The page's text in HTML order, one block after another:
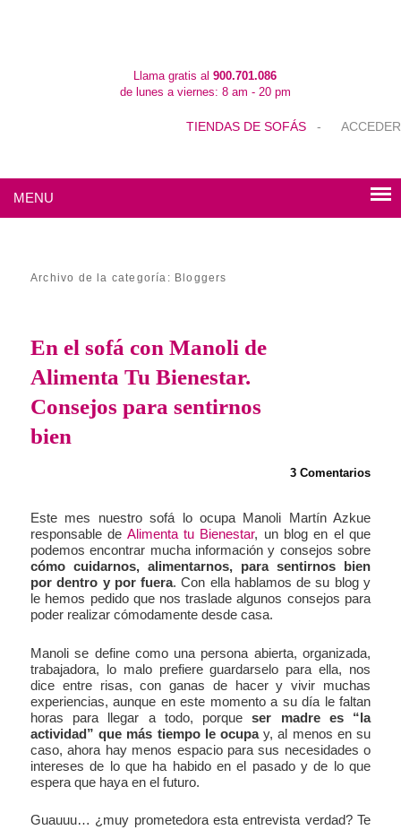
Llama gratis al 900.701.086
de lunes a viernes: 8 am - 20 pm
TIENDAS DE SOFÁS - ACCEDER
MENU
Archivo de la categoría: Bloggers
En el sofá con Manoli de
Alimenta Tu Bienestar.
Consejos para sentirnos
bien
3 Comentarios
Este mes nuestro sofá lo ocupa Manoli Martín Azkue
responsable de Alimenta tu Bienestar, un blog en el que
podemos encontrar mucha información y consejos sobre
cómo cuidarnos, alimentarnos, para sentirnos bien
por dentro y por fuera. Con ella hablamos de su blog y
le hemos pedido que nos traslade algunos consejos para
poder realizar cómodamente desde casa.
Manoli se define como una persona abierta, organizada,
trabajadora, lo malo prefiere guardarselo para ella, nos
dice entre risas, con ganas de hacer y vivir muchas
experiencias, aunque en este momento a su día le faltan
horas para llegar a todo, porqueser madre es “la
actividad” que más tiempo le ocupay, al menos en su
caso, ahora hay menos espacio para sus necesidades o
intereses de lo que ha habido en el pasado y de lo que
espera que haya en el futuro.
Guauuu… ¿muy prometedora esta entrevista verdad? Te